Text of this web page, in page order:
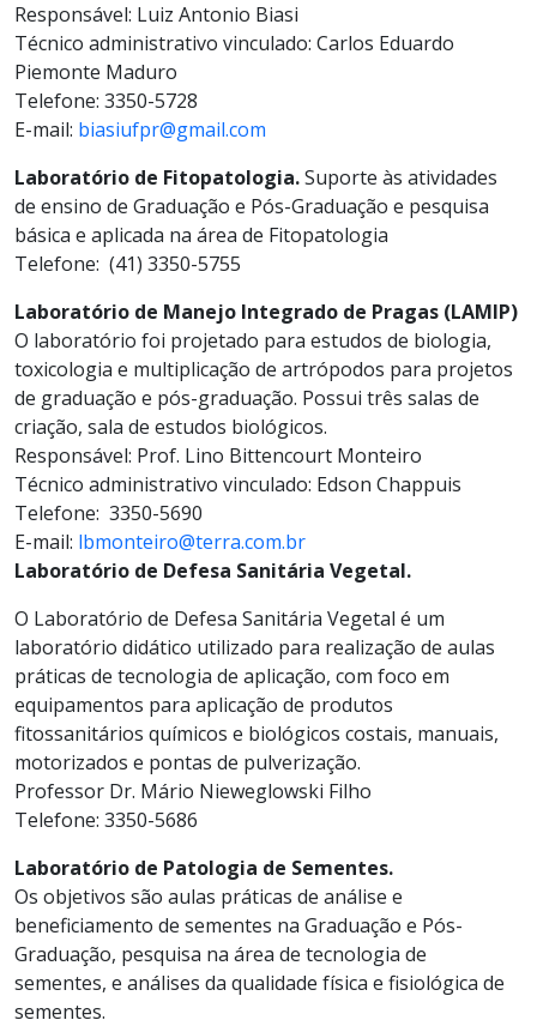
Responsável: Luiz Antonio Biasi
Técnico administrativo vinculado: Carlos Eduardo
Piemonte Maduro
Telefone: 3350-5728
E-mail: biasiufpr@gmail.com
Laboratório de Fitopatologia.Suporte às atividades
de ensino de Graduação e Pós-Graduação e pesquisa
básica e aplicada na área de Fitopatologia
Telefone: (41) 3350-5755
Laboratório de Manejo Integrado de Pragas (LAMIP)
O laboratório foi projetado para estudos de biologia,
toxicologia e multiplicação de artrópodos para projetos
de graduação e pós-graduação. Possui três salas de
criação, sala de estudos biológicos.
Responsável: Prof. Lino Bittencourt Monteiro
Técnico administrativo vinculado: Edson Chappuis
Telefone: 3350-5690
E-mail: lbmonteiro@terra.com.br
Laboratório de Defesa Sanitária Vegetal.
O Laboratório de Defesa Sanitária Vegetal é um
laboratório didático utilizado para realização de aulas
práticas de tecnologia de aplicação, com foco em
equipamentos para aplicação de produtos
fitossanitários químicos e biológicos costais, manuais,
motorizados e pontas de pulverização.
Professor Dr. Mário Nieweglowski Filho
Telefone: 3350-5686
Laboratório de Patologia de Sementes.
Os objetivos são aulas práticas de análise e
beneficiamento de sementes na Graduação e Pós-
Graduação, pesquisa na área de tecnologia de
sementes, e análises da qualidade física e fisiológica de
sementes.